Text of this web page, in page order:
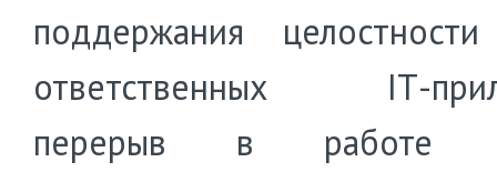
поддержания
ответственных IТ-
перерыв в работе